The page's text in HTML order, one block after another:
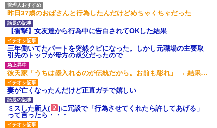
昨日37歳のおばさんと行為したんだけどめちゃくちゃだった
【衝撃】女友達から行為中に告白されてOKした結果
三年働いてたパートを突然クビになった。しかし元職場の主要取
引先のトップが母方の叔父だったので…
彼氏家「うちは墨入れるのが伝統だから。お前も彫れ」 → 結果…
妻が亡くなったんだけど正直ガチで嬉しい
ミスした新人(
)に冗談で「行為させてくれたら許してあげる」
って言ったら・・・